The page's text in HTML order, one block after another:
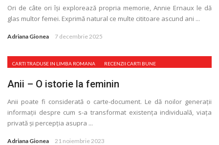
Ori de câte ori își explorează propria memorie, Annie Ernaux le dă
glas multor femei. Exprimă natural ce multe cititoare ascund ani ...
Adriana Gionea 7 decembrie 2025
CARTI TRADUSE IN LIMBA ROMANA RECENZII CARTI BUNE
Anii – O istorie la feminin
Anii poate fi considerată o carte-document. Le dă noilor generaţii
informaţii despre cum s-a transformat existenţa individuală, viaţa
privată și percepţia asupra ...
Adriana Gionea 21 noiembrie 2023